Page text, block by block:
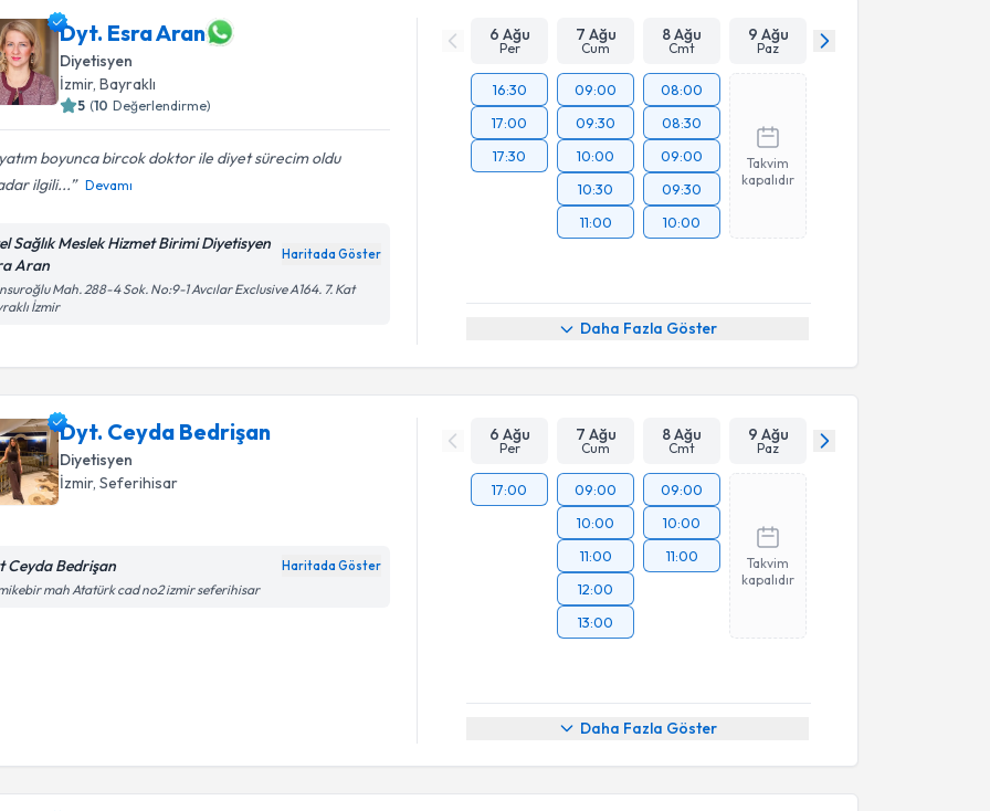
Dyt. Esra Aran
Diyetisyen
İzmir, Bayraklı
5 (10 Değerlendirme)
boyunca bircok doktor ile diyet sürecim oldu
ilgili...
Devamı
Sağlık Meslek Hizmet Birimi Diyetisyen
Aran
Haritada Göster
Mah. 288-4 Sok. No:9-1 Avcılar Exclusive A164. 7. Kat
İzmir
6 Ağu
Per
7 Ağu
Cum
8 Ağu
Cmt
9 Ağu
Paz
16:30
17:00
17:30
09:00
09:30
10:00
10:30
11:00
08:00
08:30
09:00
09:30
10:00
Takvim
kapalıdır
Daha Fazla Göster
Dyt. Ceyda Bedrişan
Diyetisyen
İzmir, Seferihisar
Ceyda Bedrişan Haritada Göster
mah Atatürk cad no2 izmir seferihisar
6 Ağu
Per
7 Ağu
Cum
8 Ağu
Cmt
9 Ağu
Paz
17:00
09:00
10:00
11:00
12:00
13:00
09:00
10:00
11:00
Takvim
kapalıdır
Daha Fazla Göster